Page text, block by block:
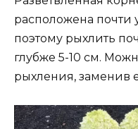
расположена почти
поэтому рыхлить
глубже 5-10 см.
рыхления, заменив